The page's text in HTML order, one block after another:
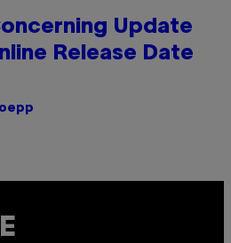
Update
Release Date